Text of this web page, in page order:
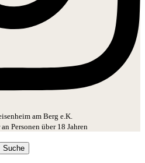
am Berg e.K.
Personen über 18 Jahren
Suche